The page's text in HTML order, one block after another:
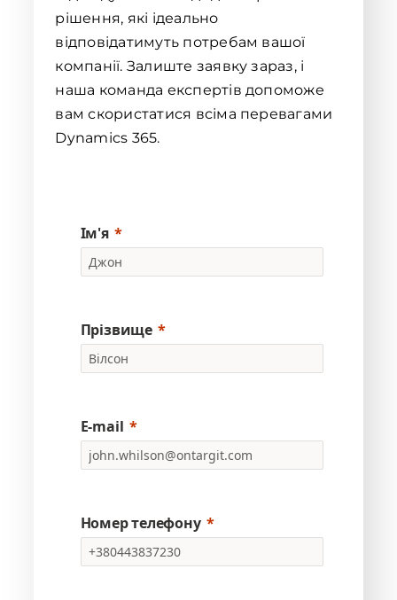
рішення, які ідеально
відповідатимуть потребам вашої
компанії. Залиште заявку зараз, і
наша команда експертів допоможе
вам скористатися всіма перевагами
Dynamics 365.
Ім'я
Прізвище
E-mail
Номер телефону